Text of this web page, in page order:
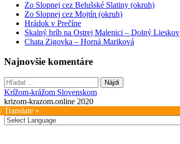
Zo Slopnej cez Belušské Slatiny (okruh)
Zo Slopnej cez Mojtín (okruh)
Hrádok v Prečíne
Skalný hríb na Ostrej Malenici – Dolný Lieskov
Chata Zigovka – Horná Mariková
Najnovšie komentáre
Hľadať:
Krížom-krážom Slovenskom
krizom-krazom.online 2020
Translate »